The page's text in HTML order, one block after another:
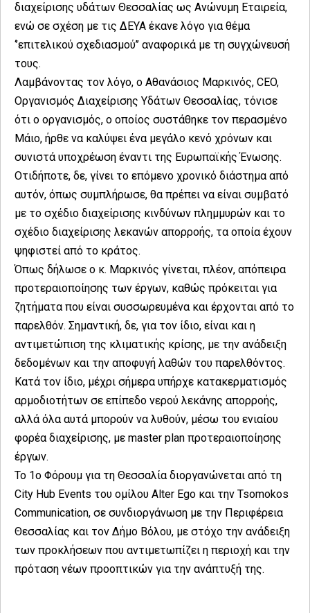
διαχείρισης υδάτων Θεσσαλίας ως Ανώνυμη Εταιρεία,
ενώ σε σχέση με τις ΔΕΥΑ έκανε λόγο για θέμα
‘’επιτελικού σχεδιασμού’’ αναφορικά με τη συγχώνευσή
τους.
Λαμβάνοντας τον λόγο, ο Αθανάσιος Μαρκινός, CEO,
Οργανισμός Διαχείρισης Υδάτων Θεσσαλίας, τόνισε
ότι ο οργανισμός, ο οποίος συστάθηκε τον περασμένο
Μάιο, ήρθε να καλύψει ένα μεγάλο κενό χρόνων και
συνιστά υποχρέωση έναντι της Ευρωπαϊκής Ένωσης.
Οτιδήποτε, δε, γίνει το επόμενο χρονικό διάστημα από
αυτόν, όπως συμπλήρωσε, θα πρέπει να είναι συμβατό
με το σχέδιο διαχείρισης κινδύνων πλημμυρών και το
σχέδιο διαχείρισης λεκανών απορροής, τα οποία έχουν
ψηφιστεί από το κράτος.
Όπως δήλωσε ο κ. Μαρκινός γίνεται, πλέον, απόπειρα
προτεραιοποίησης των έργων, καθώς πρόκειται για
ζητήματα που είναι συσσωρευμένα και έρχονται από το
παρελθόν. Σημαντική, δε, για τον ίδιο, είναι και η
αντιμετώπιση της κλιματικής κρίσης, με την ανάδειξη
δεδομένων και την αποφυγή λαθών του παρελθόντος.
Κατά τον ίδιο, μέχρι σήμερα υπήρχε κατακερματισμός
αρμοδιοτήτων σε επίπεδο νερού λεκάνης απορροής,
αλλά όλα αυτά μπορούν να λυθούν, μέσω του ενιαίου
φορέα διαχείρισης, με master plan προτεραιοποίησης
έργων.
Το 1ο Φόρουμ για τη Θεσσαλία διοργανώνεται από τη
City Hub Events του ομίλου Alter Ego και την Tsomokos
Communication, σε συνδιοργάνωση με την Περιφέρεια
Θεσσαλίας και τον Δήμο Βόλου, με στόχο την ανάδειξη
των προκλήσεων που αντιμετωπίζει η περιοχή και την
πρόταση νέων προοπτικών για την ανάπτυξή της.